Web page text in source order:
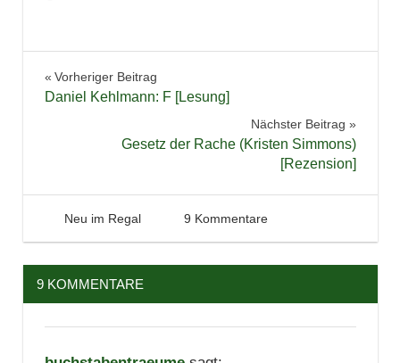
Beitragsnavigation
Vorheriger Beitrag
Daniel Kehlmann: F [Lesung]
Nächster Beitrag
Gesetz der Rache (Kristen Simmons)
[Rezension]
7. Oktober 2013
Tintenhain
Neu im Regal 9 Kommentare
9 KOMMENTARE